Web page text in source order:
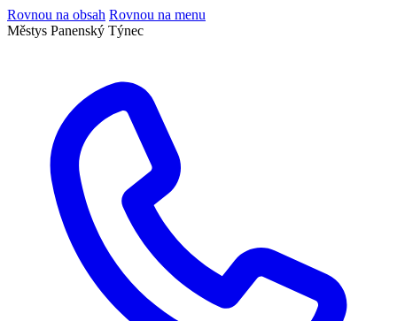
Rovnou na obsah Rovnou na menu
Městys Panenský Týnec